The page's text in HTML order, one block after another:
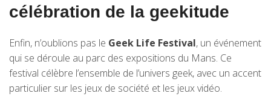
célébration de la geekitude
Enfin, n’oublions pas le Geek Life Festival, un événement
qui se déroule au parc des expositions du Mans. Ce
festival célèbre l’ensemble de l’univers geek, avec un accent
particulier sur les jeux de société et les jeux vidéo.